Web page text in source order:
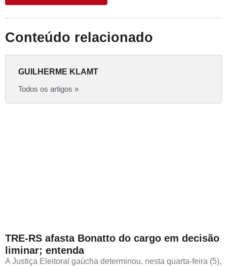
Conteúdo relacionado
GUILHERME KLAMT
Todos os artigos »
TRE-RS afasta Bonatto do cargo em decisão
liminar; entenda
A Justiça Eleitoral gaúcha determinou, nesta quarta-feira (5),